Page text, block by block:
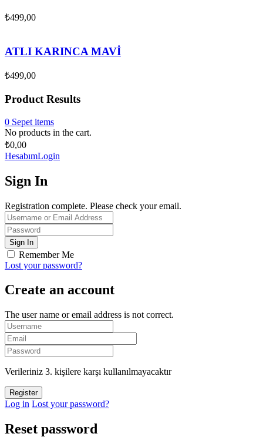
₺499,00
ATLI KARINCA MAVİ
₺499,00
Product Results
0 Sepet items
No products in the cart.
₺0,00
HesabımLogin
Sign In
Registration complete. Please check your email.
Remember Me
Lost your password?
Create an account
The user name or email address is not correct.
Verileriniz 3. kişilere karşı kullanılmayacaktır
Log in Lost your password?
Reset password